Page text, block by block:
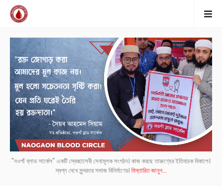
"নওগাঁ ব্লাড সার্কেল" একটি স্বেচ্ছাসেবী সেবামূলক সংগঠন। কাজ করছে তারুণ্যের ইতিবাচক বিকাশে।
স্বপ্ন দেখে সুন্দরতর সমাজ বিনির্মাণের। বিস্তারিত জানুন...